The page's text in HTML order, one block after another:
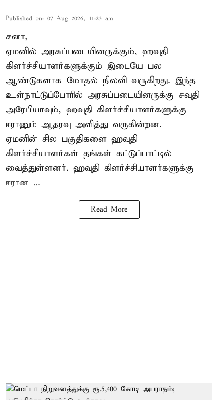
Published on: 07 Aug 2026, 11:23 am
சனா,
ஏமனில் அரசுப்படையினருக்கும், ஹவுதி
கிளர்ச்சியாளர்களுக்கும் இடையே பல
ஆண்டுகளாக மோதல் நிலவி வருகிறது. இந்த
உள்நாட்டுப்போரில் அரசுப்படையினருக்கு சவுதி
அரேபியாவும், ஹவுதி கிளர்ச்சியாளர்களுக்கு
ஈரானும் ஆதரவு அளித்து வருகின்றன.
ஏமனின் சில பகுதிகளை ஹவுதி
கிளர்ச்சியாளர்கள் தங்கள் கட்டுப்பாட்டில்
வைத்துள்ளனர். ஹவுதி கிளர்ச்சியாளர்களுக்கு
ஈரான ...
Read More